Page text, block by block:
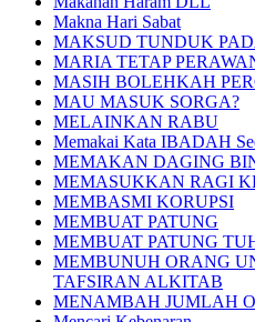
Makna Hari Sabat
MAKSUD TUNDUK
MARIA TETAP
MASIH BOLEHKAH
MAU MASUK SORGA?
MELAINKAN RABU
Memakai Kata IBADAH
MEMAKAN DAGING
MEMASUKKAN RAGI
MEMBASMI KORUPSI
MEMBUAT PATUNG
MEMBUAT PATUNG
MEMBUNUH ORANG
TAFSIRAN ALKITAB
MENAMBAH JUMLAH